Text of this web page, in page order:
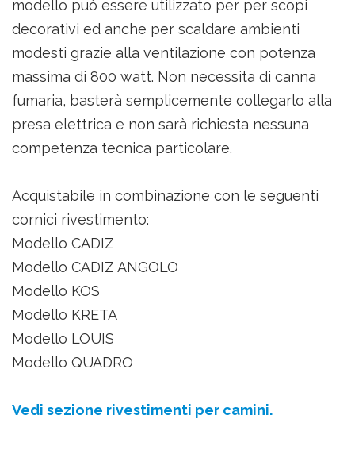
modello può essere utilizzato per per scopi
decorativi ed anche per scaldare ambienti
modesti grazie alla ventilazione con potenza
massima di 800 watt. Non necessita di canna
fumaria, basterà semplicemente collegarlo alla
presa elettrica e non sarà richiesta nessuna
competenza tecnica particolare.
Acquistabile in combinazione con le seguenti
cornici rivestimento:
Modello CADIZ
Modello CADIZ ANGOLO
Modello KOS
Modello KRETA
Modello LOUIS
Modello QUADRO
Vedi sezione rivestimenti per camini.